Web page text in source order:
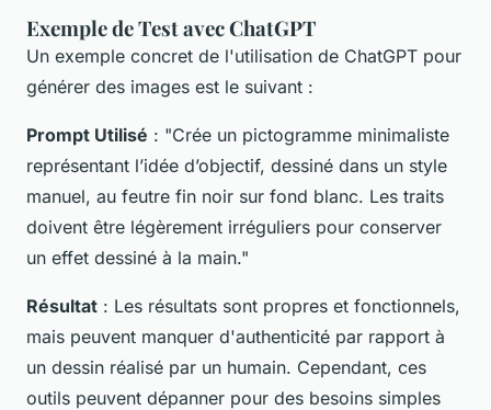
Exemple de Test avec ChatGPT
Un exemple concret de l'utilisation de ChatGPT pour
générer des images est le suivant :
Prompt Utilisé : "Crée un pictogramme minimaliste
représentant l’idée d’objectif, dessiné dans un style
manuel, au feutre fin noir sur fond blanc. Les traits
doivent être légèrement irréguliers pour conserver
un effet dessiné à la main."
Résultat : Les résultats sont propres et fonctionnels,
mais peuvent manquer d'authenticité par rapport à
un dessin réalisé par un humain. Cependant, ces
outils peuvent dépanner pour des besoins simples